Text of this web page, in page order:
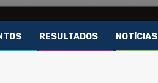
RESULTADOS NOTÍCIAS